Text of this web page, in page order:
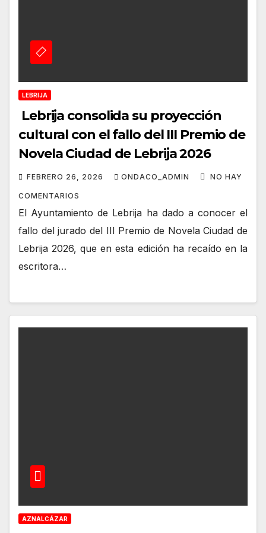
LEBRIJA
Lebrija consolida su proyección
cultural con el fallo del III Premio de
Novela Ciudad de Lebrija 2026
FEBRERO 26, 2026 ONDACO_ADMIN NO HAY
COMENTARIOS
El Ayuntamiento de Lebrija ha dado a conocer el
fallo del jurado del III Premio de Novela Ciudad de
Lebrija 2026, que en esta edición ha recaído en la
escritora…
AZNALCÁZAR